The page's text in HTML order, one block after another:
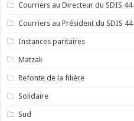
Courriers au Directeur du SDIS 44
Courriers au Président du SDIS 44
Instances paritaires
Matzak
Refonte de la filière
Solidaire
Sud